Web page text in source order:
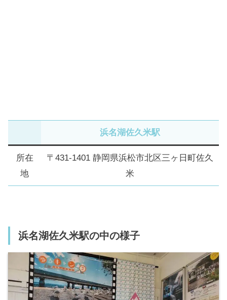
浜名湖佐久米駅
所在
地
〒431-1401 静岡県浜松市北区三ヶ日町佐久
米
浜名湖佐久米駅の中の様子